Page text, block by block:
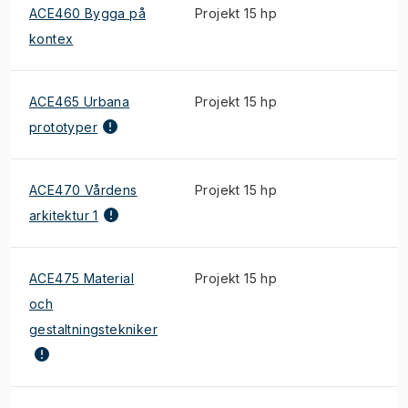
ACE460 Bygga på
kontex
Projekt 15 hp
ACE465 Urbana
prototyper
Projekt 15 hp
ACE470 Vårdens
arkitektur 1
Projekt 15 hp
ACE475 Material
och
gestaltningstekniker
Projekt 15 hp